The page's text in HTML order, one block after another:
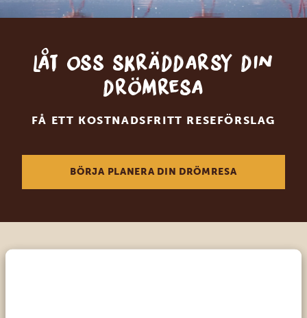
Låt oss skräddarsy din
drömresa
FÅ ETT KOSTNADSFRITT RESEFÖRSLAG
BÖRJA PLANERA DIN DRÖMRESA